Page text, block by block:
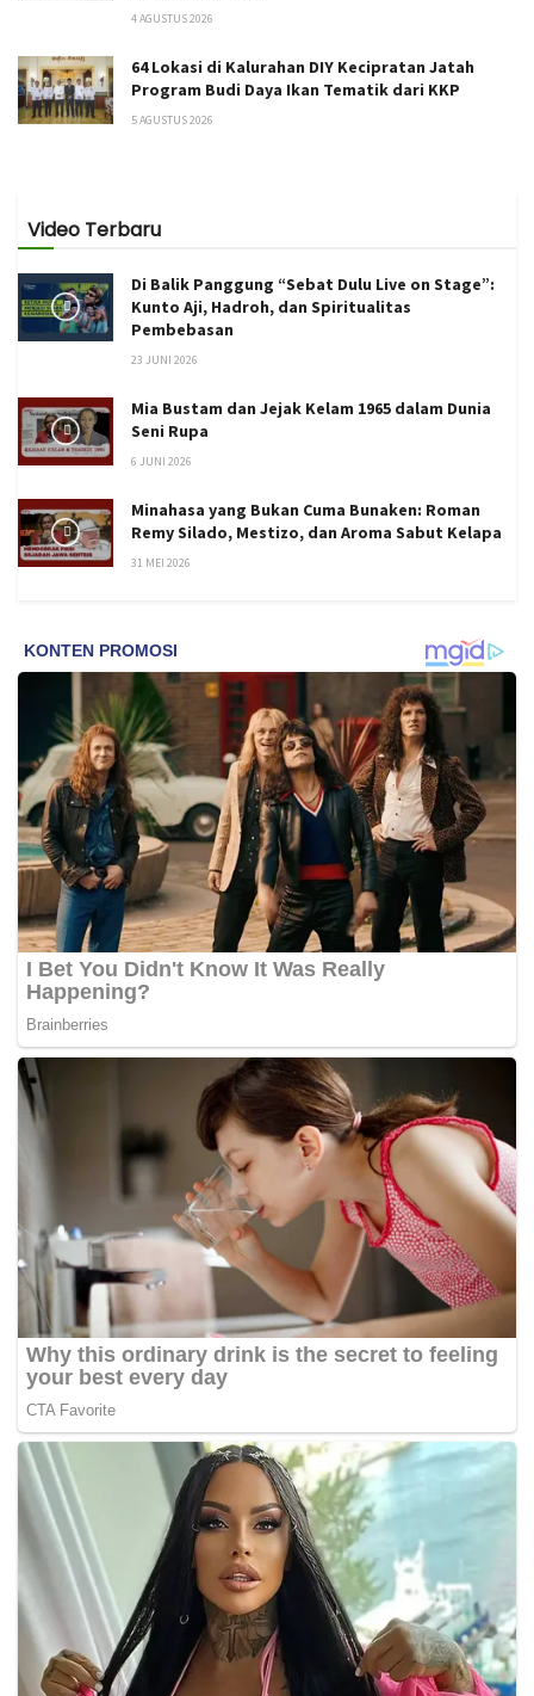
4 AGUSTUS 2026
64 Lokasi di Kalurahan DIY Kecipratan Jatah
Program Budi Daya Ikan Tematik dari KKP
5 AGUSTUS 2026
Video Terbaru
Di Balik Panggung “Sebat Dulu Live on Stage”:
Kunto Aji, Hadroh, dan Spiritualitas
Pembebasan
23 JUNI 2026
Mia Bustam dan Jejak Kelam 1965 dalam Dunia
Seni Rupa
6 JUNI 2026
Minahasa yang Bukan Cuma Bunaken: Roman
Remy Silado, Mestizo, dan Aroma Sabut Kelapa
31 MEI 2026